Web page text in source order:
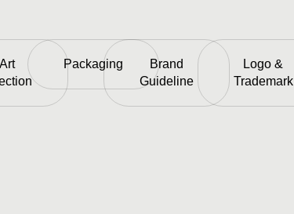
Art
Packaging
Brand
Guideline
Logo &
Trademark